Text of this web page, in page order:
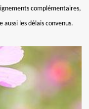
complémentaires,
les délais convenus.